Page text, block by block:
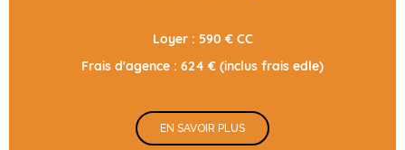
Loyer : 590 € CC
Frais d'agence : 624 € (inclus frais edle)
EN SAVOIR PLUS